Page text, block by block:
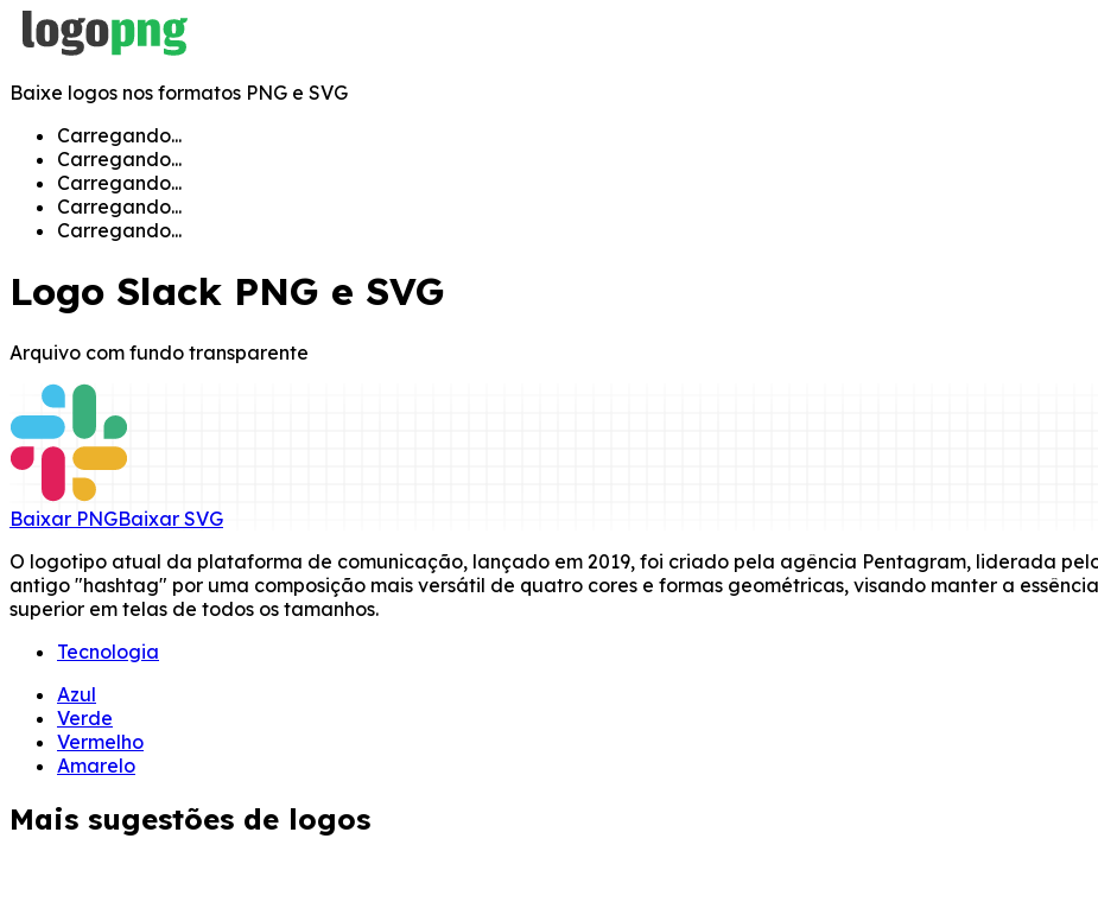
Baixe logos nos formatos PNG e SVG
Carregando...
Carregando...
Carregando...
Carregando...
Carregando...
Logo Slack PNG e SVG
Arquivo com fundo transparente
Baixar PNGBaixar SVG
O logotipo atual da plataforma de comunicação, lançado em 2019, foi criado pela agência Pentagram, liderada
antigo "hashtag" por uma composição mais versátil de quatro cores e formas geométricas, visando manter a
superior em telas de todos os tamanhos.
Tecnologia
Azul
Verde
Vermelho
Amarelo
Mais sugestões de logos